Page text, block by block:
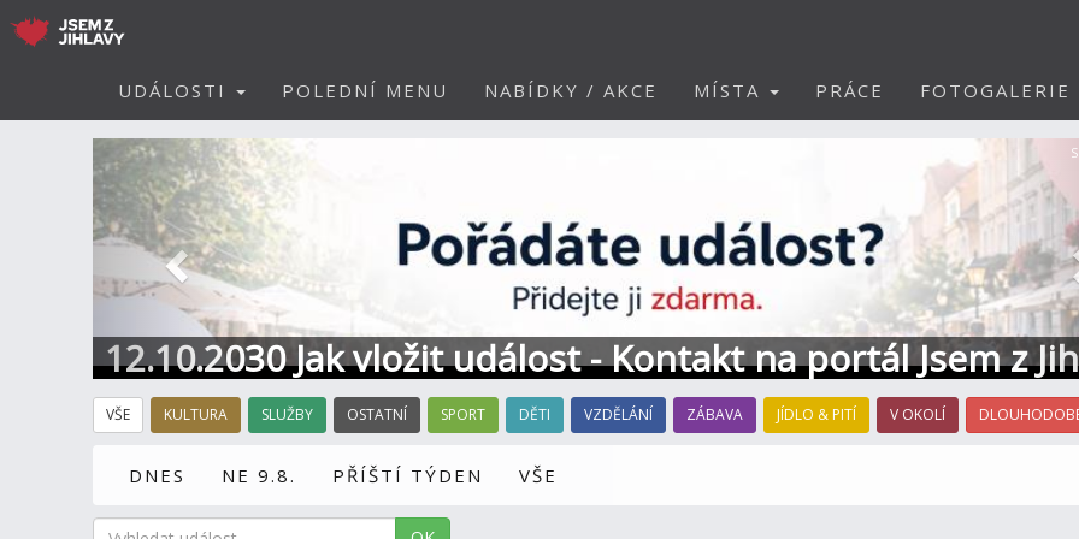
UDÁLOSTI POLEDNÍ MENU NABÍDKY / AKCE MÍSTA PRÁCE FOTOGALERIE
12.10.2030 Jak vložit událost - Kontakt na portál Jsem z
Předchozí
VŠE KULTURA SLUŽBY OSTATNÍ SPORT DĚTI VZDĚLÁNÍ ZÁBAVA JÍDLO & PITÍ V OKOLÍ
DNES NE 9.8. PŘÍŠTÍ TÝDEN VŠE